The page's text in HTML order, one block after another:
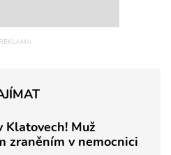
Muž
zraněním v nemocnici